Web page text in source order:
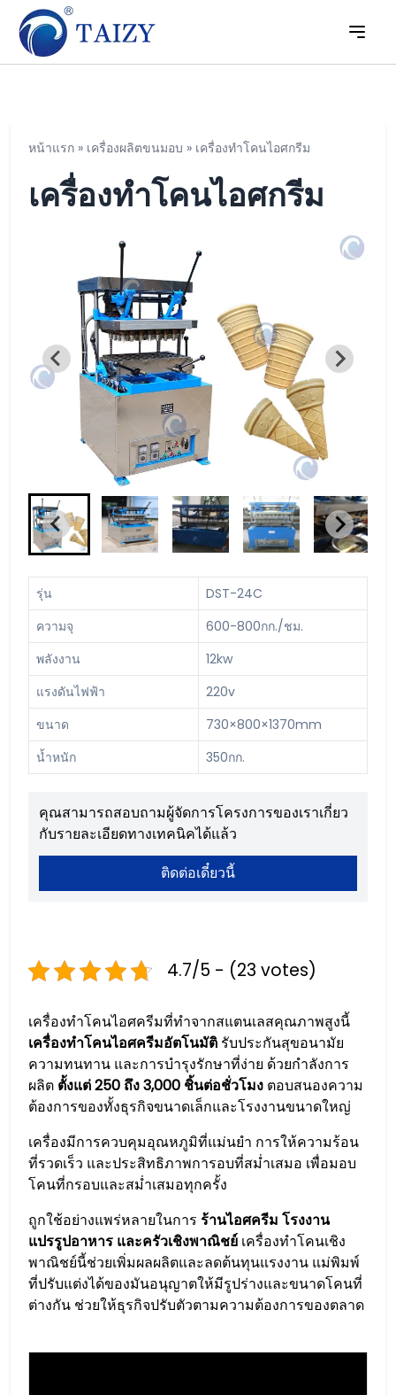
หน้าแรก » เครื่องผลิตขนมอบ » เครื่องทำโคนไอศกรีม
เครื่องทำโคนไอศกรีม
รุ่น
DST-24C
ความจุ
600-800กก./ชม.
พลังงาน
12kw
แรงดันไฟฟ้า
220v
ขนาด
730×800×1370mm
น้ำหนัก
350กก.
คุณสามารถสอบถามผู้จัดการโครงการของเราเกี่ยว
กับรายละเอียดทางเทคนิคได้แล้ว
ติดต่อเดี๋ยวนี้
4.7/5 - (23 votes)
เครื่องทำโคนไอศครีมที่ทำจากสแตนเลสคุณภาพสูงนี้
เครื่องทำโคนไอศครีมอัตโนมัติ รับประกันสุขอนามัย
ความทนทาน และการบำรุงรักษาที่ง่าย ด้วยกำลังการ
ผลิต ตั้งแต่ 250 ถึง 3,000 ชิ้นต่อชั่วโมง ตอบสนองความ
ต้องการของทั้งธุรกิจขนาดเล็กและโรงงานขนาดใหญ่
เครื่องมีการควบคุมอุณหภูมิที่แม่นยำ การให้ความร้อน
ที่รวดเร็ว และประสิทธิภาพการอบที่สม่ำเสมอ เพื่อมอบ
โคนที่กรอบและสม่ำเสมอทุกครั้ง
ถูกใช้อย่างแพร่หลายในการ ร้านไอศครีม โรงงาน
แปรรูปอาหาร และครัวเชิงพาณิชย์ เครื่องทำโคนเชิง
พาณิชย์นี้ช่วยเพิ่มผลผลิตและลดต้นทุนแรงงาน แม่พิมพ์
ที่ปรับแต่งได้ของมันอนุญาตให้มีรูปร่างและขนาดโคนที่
ต่างกัน ช่วยให้ธุรกิจปรับตัวตามความต้องการของตลาด